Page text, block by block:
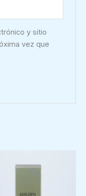
y sitio
vez que